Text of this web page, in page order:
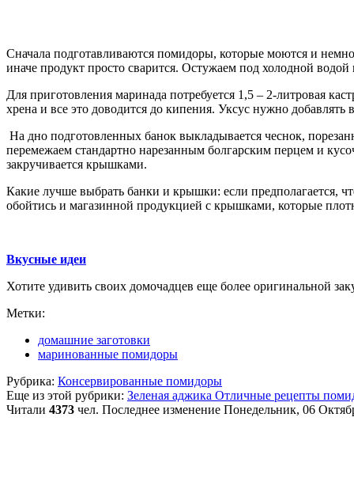
Сначала подготавливаются помидоры, которые моются и
иначе продукт просто сварится. Остужаем под холодной водой
Для приготовления маринада потребуется 1,5 – 2-литровая
хрена и все это доводится до кипения. Уксус нужно добавлять
На дно подготовленных банок выкладывается чеснок,
перемежаем стандартно нарезанным болгарским перцем и
закручивается крышками.
Какие лучше выбрать банки и крышки: если предполагается,
обойтись и магазинной продукцией с крышками, которые
Вкусные идеи
Хотите удивить своих домочадцев еще более оригинальной
Метки:
домашние заготовки
маринованные помидоры
Рубрика: Консервированные помидоры
Еще из этой рубрики: Зеленая аджика Отличные рецепты
Читали 4373 чел. Последнее изменение Понедельник, 06